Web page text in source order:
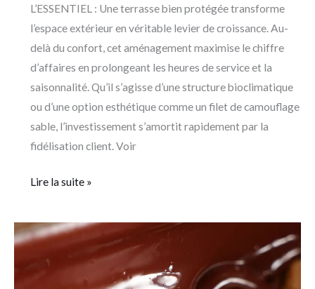
L’ESSENTIEL : Une terrasse bien protégée transforme
l’espace extérieur en véritable levier de croissance. Au-
delà du confort, cet aménagement maximise le chiffre
d’affaires en prolongeant les heures de service et la
saisonnalité. Qu’il s’agisse d’une structure bioclimatique
ou d’une option esthétique comme un filet de camouflage
sable, l’investissement s’amortit rapidement par la
fidélisation client. Voir
Lire la suite »
Chapon